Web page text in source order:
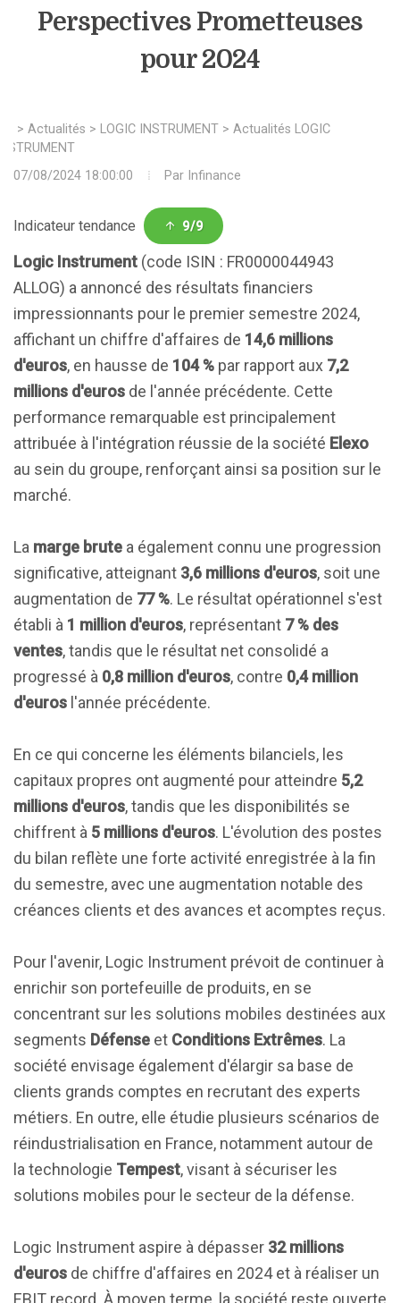
Perspectives Prometteuses
pour 2024
> Actualités > LOGIC INSTRUMENT > Actualités LOGIC
07/08/2024 18:00:00
Par Infinance
Indicateur tendance 9/9
Logic Instrument (code ISIN : FR0000044943
ALLOG) a annoncé des résultats financiers
impressionnants pour le premier semestre 2024,
affichant un chiffre d'affaires de 14,6 millions
d'euros, en hausse de 104 % par rapport aux 7,2
millions d'euros de l'année précédente. Cette
performance remarquable est principalement
attribuée à l'intégration réussie de la société Elexo
au sein du groupe, renforçant ainsi sa position sur le
marché.
La marge brute a également connu une progression
significative, atteignant 3,6 millions d'euros, soit une
augmentation de 77 %. Le résultat opérationnel s'est
établi à 1 million d'euros, représentant 7 % des
ventes, tandis que le résultat net consolidé a
progressé à 0,8 million d'euros, contre 0,4 million
d'euros l'année précédente.
En ce qui concerne les éléments bilanciels, les
capitaux propres ont augmenté pour atteindre 5,2
millions d'euros, tandis que les disponibilités se
chiffrent à 5 millions d'euros. L'évolution des postes
du bilan reflète une forte activité enregistrée à la fin
du semestre, avec une augmentation notable des
créances clients et des avances et acomptes reçus.
Pour l'avenir, Logic Instrument prévoit de continuer à
enrichir son portefeuille de produits, en se
concentrant sur les solutions mobiles destinées aux
segments Défense et Conditions Extrêmes. La
société envisage également d'élargir sa base de
clients grands comptes en recrutant des experts
métiers. En outre, elle étudie plusieurs scénarios de
réindustrialisation en France, notamment autour de
la technologie Tempest, visant à sécuriser les
solutions mobiles pour le secteur de la défense.
Logic Instrument aspire à dépasser 32 millions
d'euros de chiffre d'affaires en 2024 et à réaliser un
EBIT record. À moyen terme, la société reste ouverte